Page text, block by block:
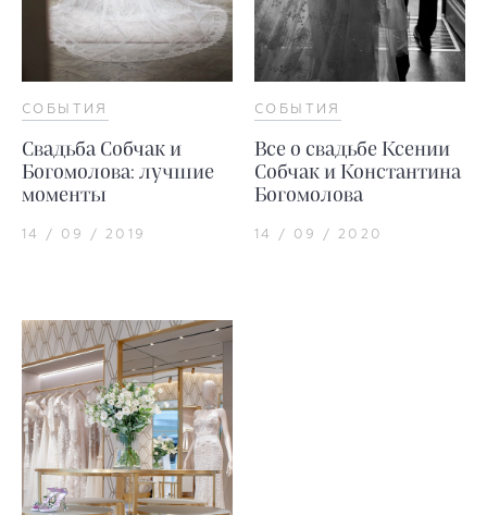
СОБЫТИЯ
Свадьба Собчак и
Богомолова: лучшие
моменты
14 / 09 / 2019
СОБЫТИЯ
Все о свадьбе Ксении
Собчак и Константина
Богомолова
14 / 09 / 2020